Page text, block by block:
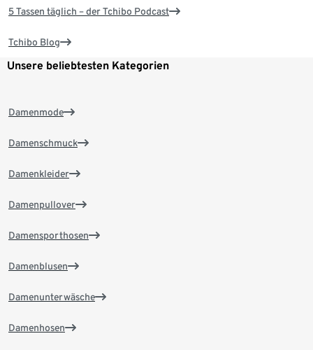
5 Tassen täglich – der Tchibo Podcast
Tchibo Blog
Unsere beliebtesten Kategorien
Damenmode
Damenschmuck
Damenkleider
Damenpullover
Damensporthosen
Damenblusen
Damenunterwäsche
Damenhosen